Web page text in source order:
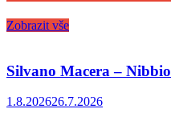
Zobrazit vše
Silvano Macera – Nibbio
1.8.202626.7.2026